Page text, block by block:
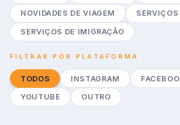
NOVIDADES DE VIAGEM
SERVIÇOS DE IMIGRAÇÃO
FILTRAR POR PLATAFORMA
TODOS INSTAGRAM
YOUTUBE OUTRO
VIDEOS
Visa Interview Preparation
VIDEOS